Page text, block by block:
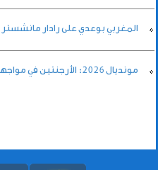
المغربي بوعدي على رادار
مونديال 2026: الأرجنتين في مواجهة صعبة أمام إنجلترا لبلوغ النهائي